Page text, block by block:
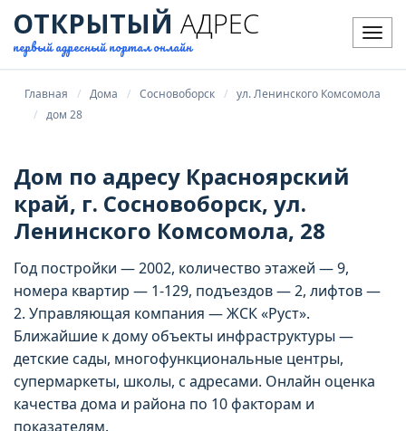
ОТКРЫТЫЙ АДРЕС
первый адресный портал онлайн
Главная Дома Сосновоборск
ул. Ленинского Комсомола
дом 28
Дом по адресу Красноярский
край, г. Сосновоборск, ул.
Ленинского Комсомола, 28
Год постройки — 2002, количество этажей — 9,
номера квартир — 1-129, подъездов — 2, лифтов —
2. Управляющая компания — ЖСК «Руст».
Ближайшие к дому объекты инфраструктуры —
детские сады, многофункциональные центры,
супермаркеты, школы, с адресами. Онлайн оценка
качества дома и района по 10 факторам и
показателям.